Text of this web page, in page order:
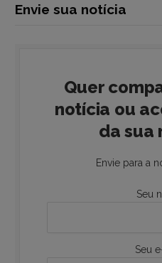
Envie sua notícia
Quer
notícia ou
da sua
Envie para a
Seu
Seu